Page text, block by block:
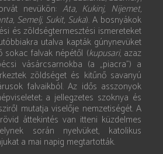
nevükön: Ata, Kukinj, Nijemet,
Semelj, Sukit, Suka). A bosnyákok
és zöldségtermesztési ismereteket
utalva kapták gúnynevüket
sokac falvak népétől (kupusari, azaz
vásárcsarnokba (a „piacra”) a
zöldséget és kitűnő savanyú
falvaikból. Az idős asszonyok
a jellegzetes szoknya és
mutatja viselője nemzetiségét. A
áttekintés van itteni küzdelmes
során nyelvüket, katolikus
a mai napig megtartották.